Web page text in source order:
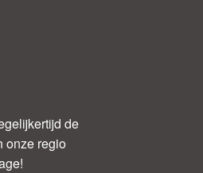
de
onze regio